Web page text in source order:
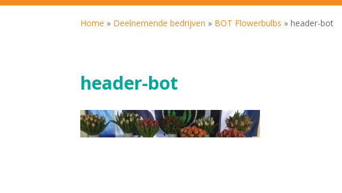
Home » Deelnemende bedrijven » BOT Flowerbulbs »header-bot
header-bot